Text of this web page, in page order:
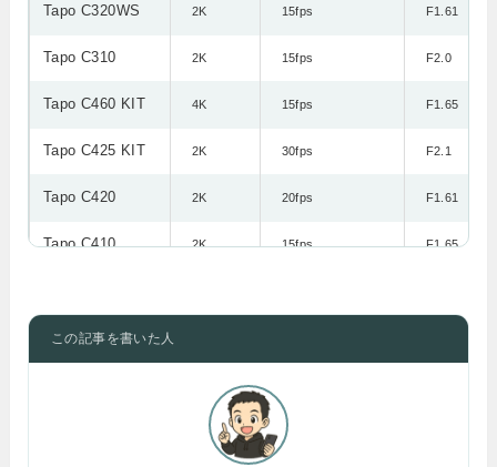
Tapo C320WS 2K 15fps F1.61
Tapo C310 2K 15fps F2.0
Tapo C460 KIT 4K 15fps F1.65
Tapo C425 KIT 2K 30fps F2.1
Tapo C420 2K 20fps F1.61
Tapo C410 2K 15fps F1.65
Tapo C630 KIT
15fps
この記事を書いた人